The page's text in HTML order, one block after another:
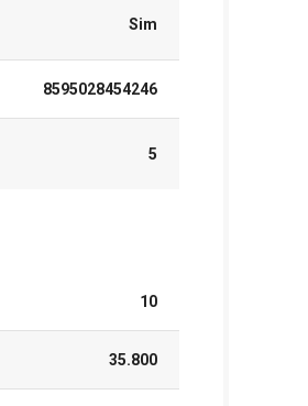
Sim
8595028454246
5
10
35.800